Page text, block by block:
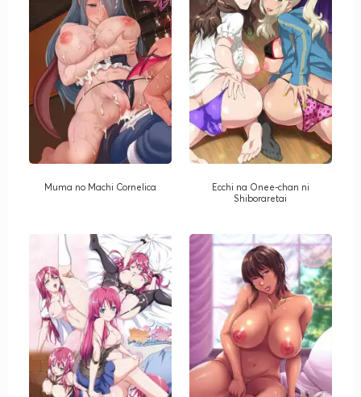
Muma no Machi Cornelica
Ecchi na Onee-chan ni
Shiboraretai